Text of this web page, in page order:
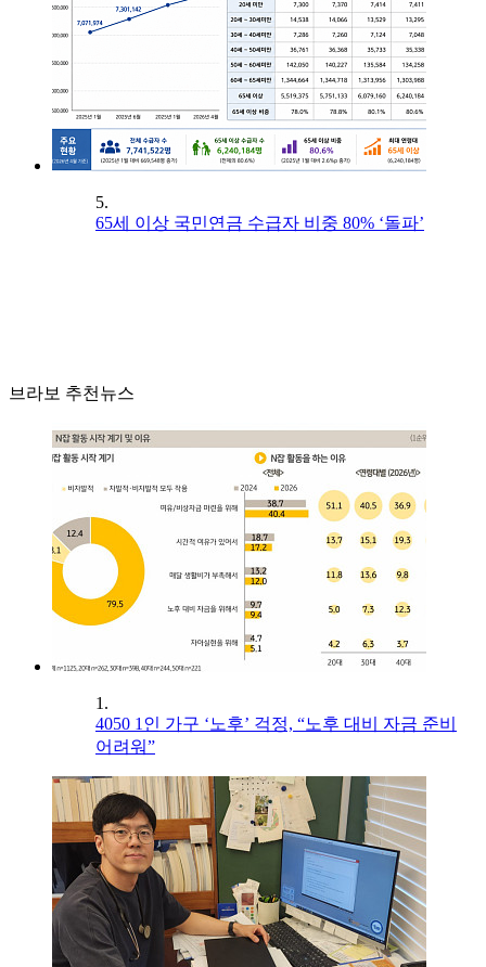
5.
65세 이상 국민연금 수급자 비중 80% ‘돌파’
브라보 추천뉴스
1.
4050 1인 가구 ‘노후’ 걱정, “노후 대비 자금 준비
어려워”